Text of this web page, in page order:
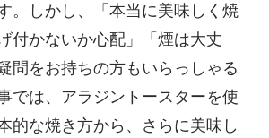
。しかし、「本当に美味しく焼
付かないか心配」「煙は大丈
問をお持ちの方もいらっしゃる
では、アラジントースターを使
的な焼き方から、さらに美味し